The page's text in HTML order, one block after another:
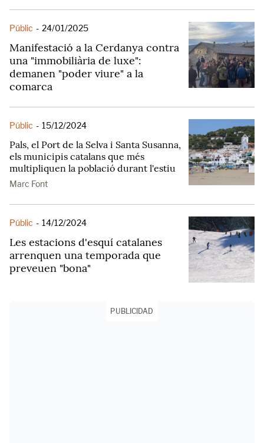
Públic - 24/01/2025
Manifestació a la Cerdanya contra
una "immobiliària de luxe":
demanen "poder viure" a la
comarca
Públic - 15/12/2024
Pals, el Port de la Selva i Santa Susanna,
els municipis catalans que més
multipliquen la població durant l'estiu
Marc Font
Públic - 14/12/2024
Les estacions d'esquí catalanes
arrenquen una temporada que
preveuen "bona"
PUBLICIDAD